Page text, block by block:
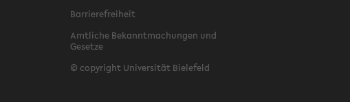
Barrierefreiheit
Amtliche Bekanntmachungen und
Gesetze
© copyright Universität Bielefeld